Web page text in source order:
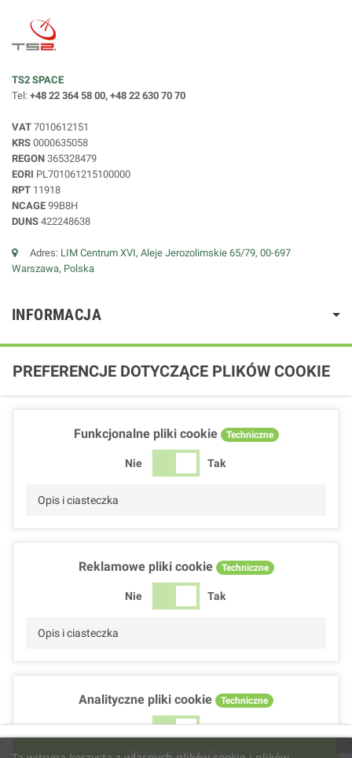
TS2 SPACE
Tel: +48 22 364 58 00, +48 22 630 70 70
VAT 7010612151
KRS 0000635058
REGON 365328479
EORI PL701061215100000
RPT 11918
NCAGE 99B8H
DUNS 422248638
Adres: LIM Centrum XVI, Aleje Jerozolimskie 65/79, 00-697
Warszawa, Polska
INFORMACJA
PREFERENCJE DOTYCZĄCE PLIKÓW COOKIE
Funkcjonalne pliki cookie Techniczne
Nie Tak
Opis i ciasteczka
Reklamowe pliki cookie Techniczne
Nie Tak
Opis i ciasteczka
Analityczne pliki cookie Techniczne
Nie Tak
Akceptuj wszystkie